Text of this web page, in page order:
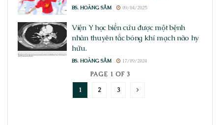
BS. HOÀNG SẦM 09/04/2025
Viện Y học biển cứu được một bệnh
nhân thuyên tắc bóng khí mạch não hy
hữu.
BS. HOÀNG SẦM 17/09/2024
PAGE 1 OF 3
1 2 3